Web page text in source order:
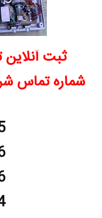
ثبت
شماره تماس